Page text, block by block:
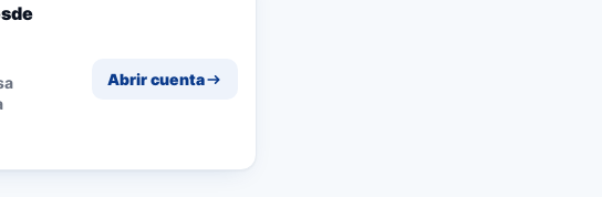
Abrir cuenta